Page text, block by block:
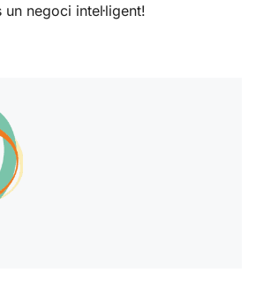
negoci intel·ligent!